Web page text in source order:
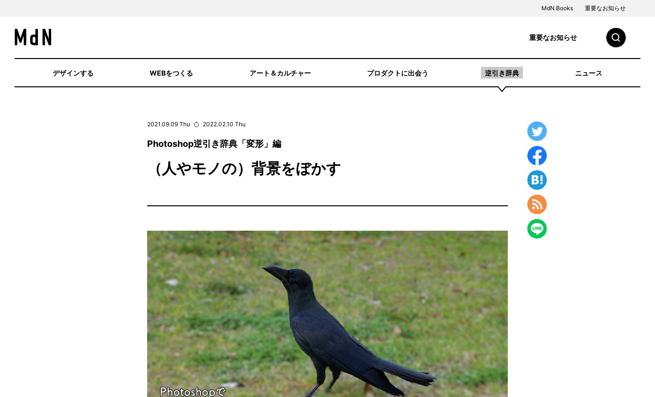
MdN Books 重要なお知らせ
重要なお知らせ
デザインする WEBをつくる アート＆カルチャー プロダクトに出会う 逆引き辞典 ニュース
2021.09.09 Thu 2022.02.10 Thu
Photoshop逆引き辞典「変形」編
（人やモノの）背景をぼかす